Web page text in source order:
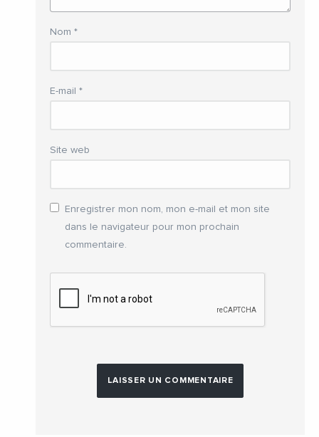
Nom *
E-mail *
Site web
Enregistrer mon nom, mon e-mail et mon site
dans le navigateur pour mon prochain
commentaire.